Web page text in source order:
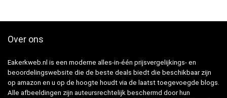
Over ons
Eakerkweb.nl is een moderne alles-in-één prijsvergelijkings- en
beoordelingswebsite die de beste deals biedt die beschikbaar zijn
op amazon en u op de hoogte houdt via de laatst toegevoegde blogs.
Alle afbeeldingen zijn auteursrechtelijk beschermd door hun